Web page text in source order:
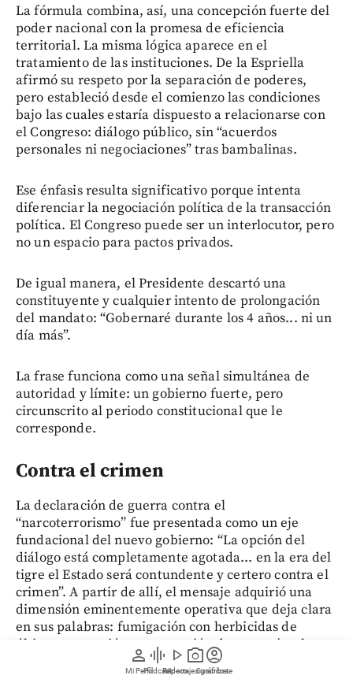
person
Mi Perfil
graphic_eq
Pódcast
play_arrow
Videos
photo_camera
Reportajes gráficos
account_circle
Suscríbete
La fórmula combina, así, una concepción fuerte del
poder nacional con la promesa de eficiencia
territorial. La misma lógica aparece en el
tratamiento de las instituciones. De la Espriella
afirmó su respeto por la separación de poderes,
pero estableció desde el comienzo las condiciones
bajo las cuales estaría dispuesto a relacionarse con
el Congreso: diálogo público, sin “acuerdos
personales ni negociaciones” tras bambalinas.
Ese énfasis resulta significativo porque intenta
diferenciar la negociación política de la transacción
política. El Congreso puede ser un interlocutor, pero
no un espacio para pactos privados.
De igual manera, el Presidente descartó una
constituyente y cualquier intento de prolongación
del mandato: “Gobernaré durante los 4 años... ni un
día más”.
La frase funciona como una señal simultánea de
autoridad y límite: un gobierno fuerte, pero
circunscrito al periodo constitucional que le
corresponde.
Contra el crimen
La declaración de guerra contra el
“narcoterrorismo” fue presentada como un eje
fundacional del nuevo gobierno: “La opción del
diálogo está completamente agotada... en la era del
tigre el Estado será contundente y certero contra el
crimen”. A partir de allí, el mensaje adquirió una
dimensión eminentemente operativa que deja clara
en sus palabras: fumigación con herbicidas de
última generación, construcción de megacárceles y
blindaje jurídico para la Fuerza Pública.